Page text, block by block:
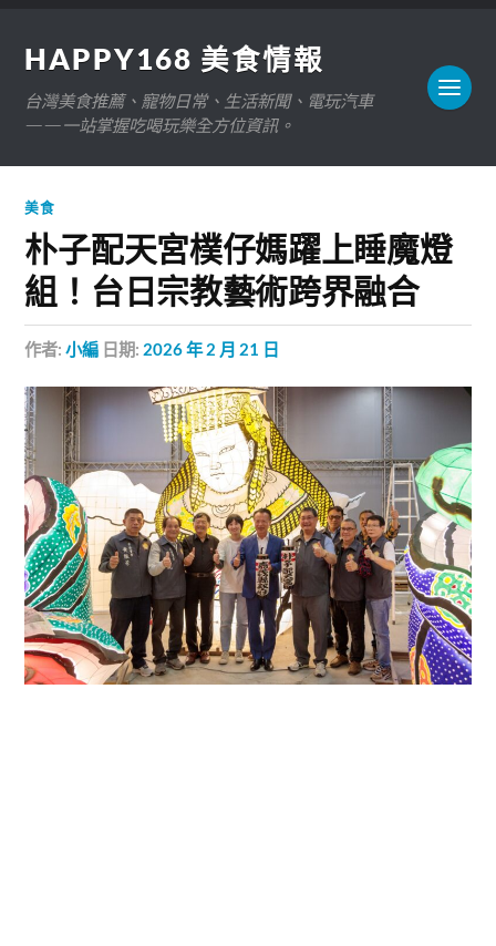
HAPPY168 美食情報
台灣美食推薦、寵物日常、生活新聞、電玩汽車
——一站掌握吃喝玩樂全方位資訊。
美食
朴子配天宮樸仔媽躍上睡魔燈
組！台日宗教藝術跨界融合
作者:小編 日期: 2026 年 2 月 21 日